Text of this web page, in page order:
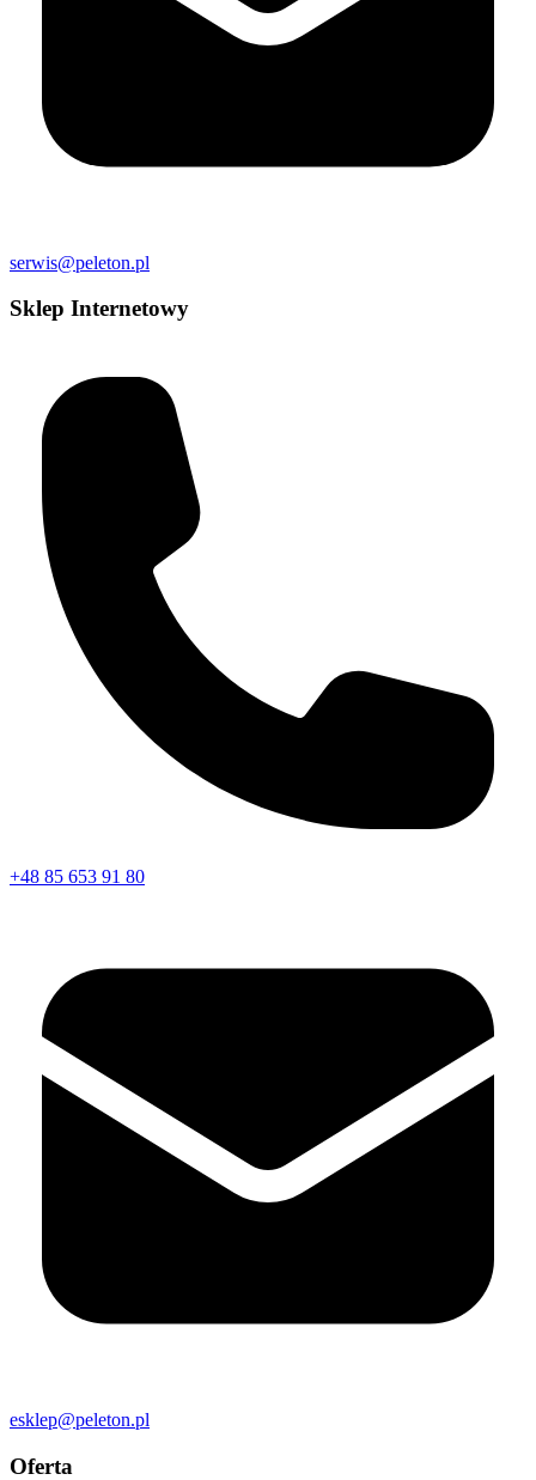
serwis@peleton.pl
Sklep Internetowy
+48 85 653 91 80
esklep@peleton.pl
Oferta